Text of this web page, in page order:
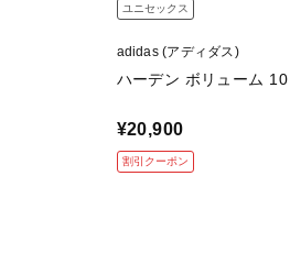
ユニセックス
adidas (アディダス)
ハーデン ボリューム 10
¥20,900
割引クーポン